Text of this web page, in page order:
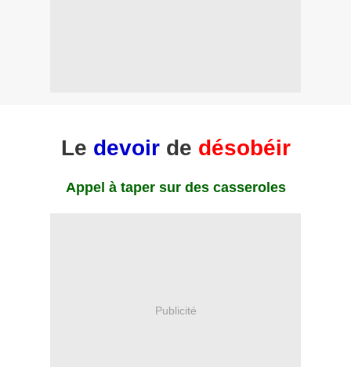
Le devoirde désobéir
Appel à taper sur des casseroles
Publicité